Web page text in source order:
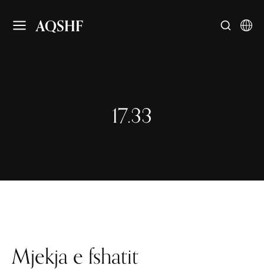
AQSHF
17.33
Mjekja e fshatit